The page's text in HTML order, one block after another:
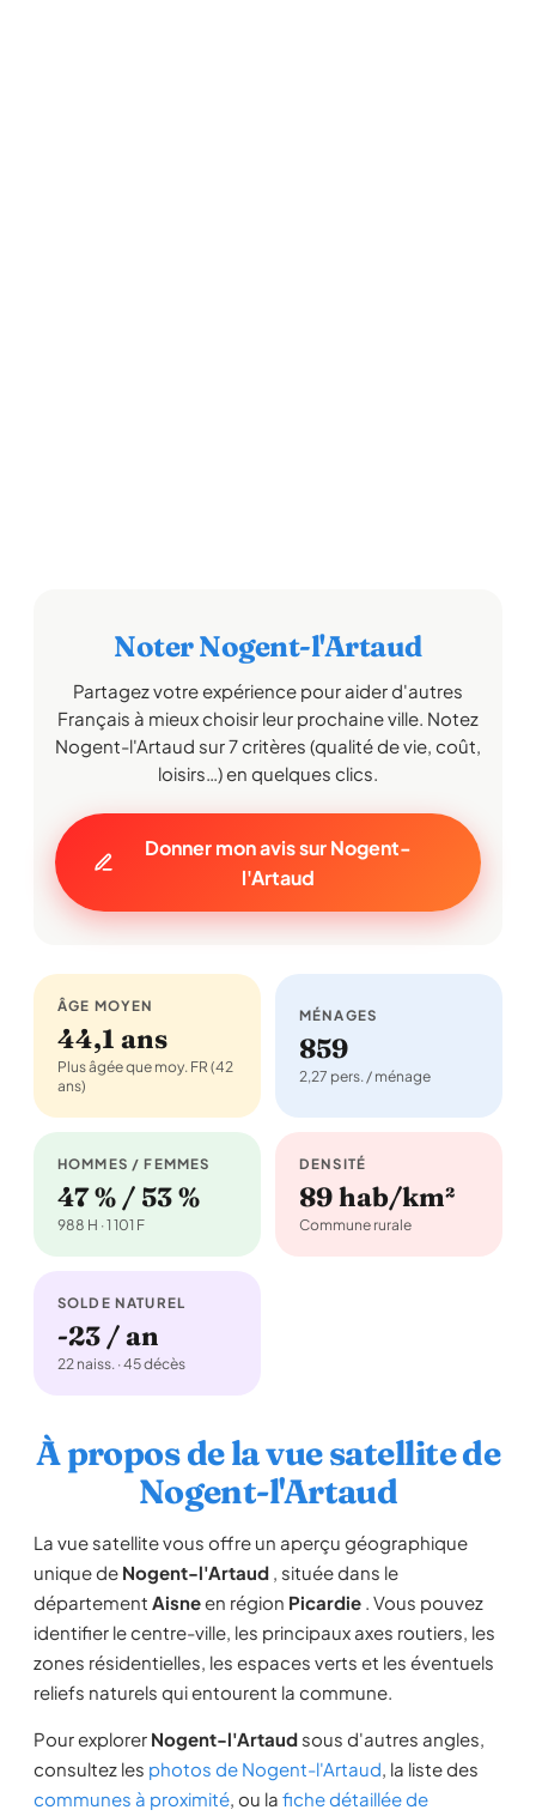
Noter Nogent-l'Artaud
Partagez votre expérience pour aider d'autres
Français à mieux choisir leur prochaine ville. Notez
Nogent-l'Artaud sur 7 critères (qualité de vie, coût,
loisirs…) en quelques clics.
Donner mon avis sur Nogent-
l'Artaud
ÂGE MOYEN
44,1 ans
Plus âgée que moy. FR (42
ans)
MÉNAGES
859
2,27 pers. / ménage
HOMMES / FEMMES
47 % / 53 %
988 H · 1 101 F
DENSITÉ
89 hab/km²
Commune rurale
SOLDE NATUREL
-23 / an
22 naiss. · 45 décès
À propos de la vue satellite de
Nogent-l'Artaud
La vue satellite vous offre un aperçu géographique
unique de Nogent-l'Artaud , située dans le
département Aisneen région Picardie . Vous pouvez
identifier le centre-ville, les principaux axes routiers, les
zones résidentielles, les espaces verts et les éventuels
reliefs naturels qui entourent la commune.
Pour explorer Nogent-l'Artaud sous d'autres angles,
consultez les photos de Nogent-l'Artaud, la liste des
communes à proximité, ou la fiche détaillée de